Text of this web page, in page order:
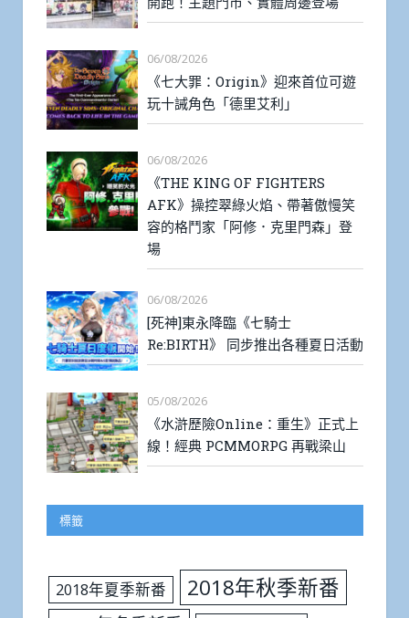
06/08/2026
《七大罪：Origin》迎來首位可遊
玩十誡角色「德里艾利」
06/08/2026
《THE KING OF FIGHTERS
AFK》操控翠綠火焰、帶著傲慢笑
容的格鬥家「阿修．克里門森」登
場
06/08/2026
[死神]東永降臨《七騎士
Re:BIRTH》 同步推出各種夏日活動
05/08/2026
《水滸歷險Online：重生》正式上
線！經典 PCMMORPG 再戰梁山
標籤
2018年夏季新番 2018年秋季新番